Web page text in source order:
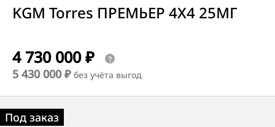
KGM Torres ПРЕМЬЕР 4X4 25МГ
4 730 000 ₽
5 430 000 ₽ без учёта выгод
Под заказ